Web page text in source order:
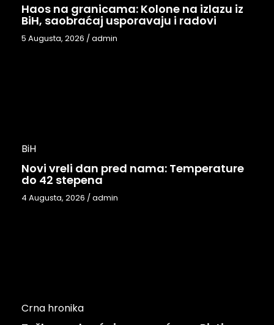
Haos na granicama: Kolone na izlazu iz
BiH, saobraćaj usporavaju i radovi
5 Augusta, 2026 / admin
BiH
Novi vreli dan pred nama: Temperature
do 42 stepena
4 Augusta, 2026 / admin
Crna hronika